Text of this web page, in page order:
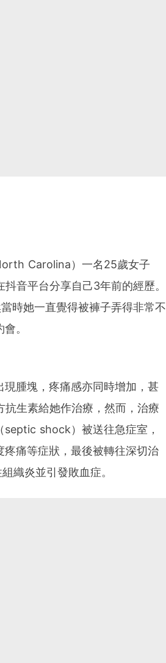
Carolina）一名25歲女子
音平台分享自己3年前的經歷。
時她一直覺得被褲子弄得非常不
。
腫塊，疼痛感亦同時增加，甚
生素給她作治療，然而，治療
shock）被送往急症室，
痛等症狀，最後被轉往深切治
織炎並引發敗血症。